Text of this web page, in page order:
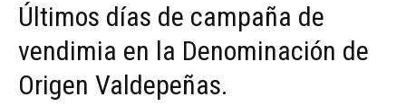
Últimos días de campaña de
vendimia en la Denominación de
Origen Valdepeñas.